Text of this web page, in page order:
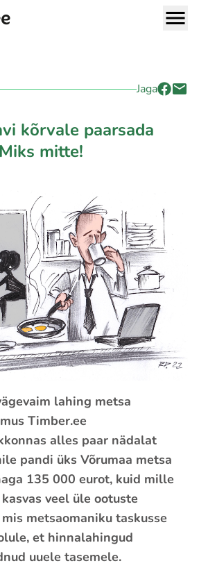
Jaga
kõrvale paarsada
mitte!
lahing metsa
Timber.ee
alles paar nädalat
pandi üks Võrumaa metsa
135 000 eurot, kuid mille
veel üle ootuste
metsaomaniku taskusse
et hinnalahingud
uuele tasemele.